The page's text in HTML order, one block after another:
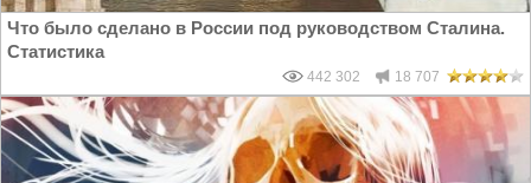
Что было сделано в России под руководством Сталина.
Статистика
442 302 18 707